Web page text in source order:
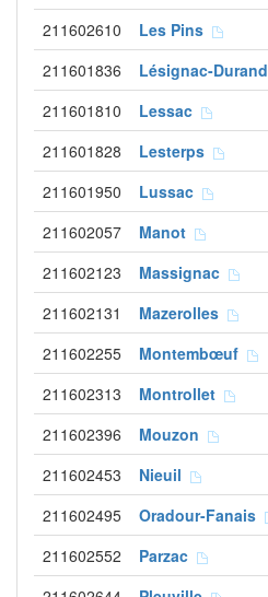
211602610 Les Pins
211601836 Lésignac-Durand
211601810 Lessac
211601828 Lesterps
211601950 Lussac
211602057 Manot
211602123 Massignac
211602131 Mazerolles
211602255 Montembœuf
211602313 Montrollet
211602396 Mouzon
211602453 Nieuil
211602495 Oradour-Fanais
211602552 Parzac